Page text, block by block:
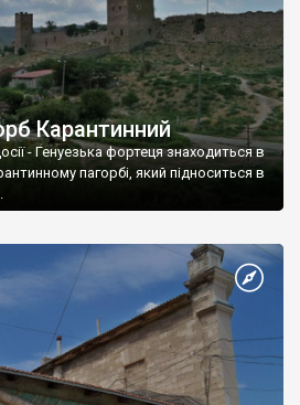
Карантинний
- Генуезька фортеця знаходиться в
пагорбі, який підноситься в